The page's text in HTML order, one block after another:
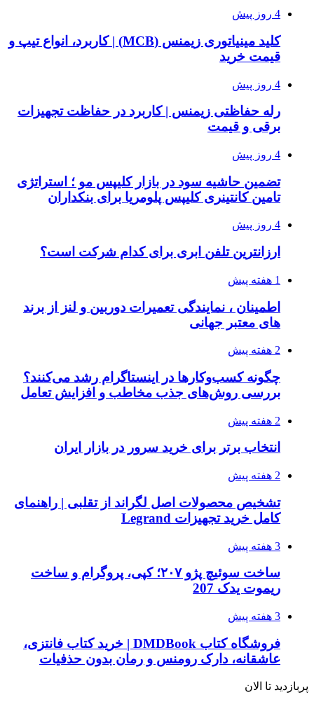
4 روز پیش
کلید مینیاتوری زیمنس (MCB) | کاربرد، انواع تیپ و
قیمت خرید
4 روز پیش
رله حفاظتی زیمنس | کاربرد در حفاظت تجهیزات
برقی و قیمت
4 روز پیش
تضمین حاشیه سود در بازار کلیپس مو ؛ استراتژی
تامین کانتینری کلیپس پلومریا برای بنکداران
4 روز پیش
ارزانترین تلفن ابری برای کدام شرکت است؟
1 هفته پیش
اطمینان ، نمایندگی تعمیرات دوربین و لنز از برند
های معتبر جهانی
2 هفته پیش
چگونه کسب‌وکارها در اینستاگرام رشد می‌کنند؟
بررسی روش‌های جذب مخاطب و افزایش تعامل
2 هفته پیش
انتخاب برتر برای خرید سرور در بازار ایران
2 هفته پیش
تشخیص محصولات اصل لگراند از تقلبی | راهنمای
کامل خرید تجهیزات Legrand
3 هفته پیش
ساخت سوئیچ پژو ۲۰۷؛ کپی، پروگرام و ساخت
ریموت یدک 207
3 هفته پیش
فروشگاه کتاب DMDBook | خرید کتاب فانتزی،
عاشقانه، دارک رومنس و رمان بدون حذفیات
پربازدید تا الان